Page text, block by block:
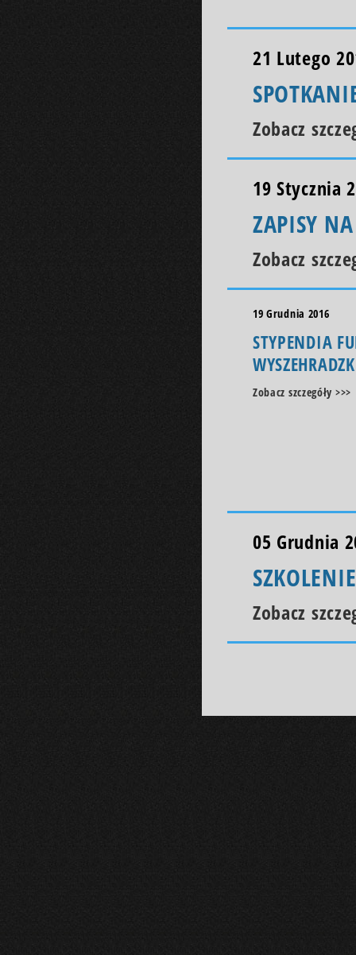
21 Lutego
Zobacz
19 Stycznia
ZAPISY
Zobacz
19 Grudnia 2016
STYPENDIA
Zobacz szczegóły >>>
05 Grudnia
Zobacz